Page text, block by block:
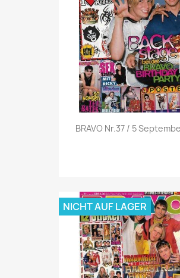
Vorschau
BRAVO Nr.37 / 5
NICHT AUF LAGER